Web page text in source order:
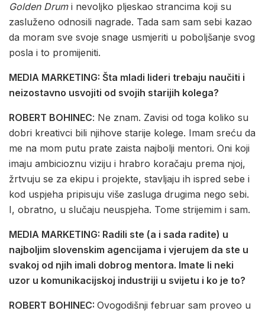
Golden Drumi nevoljko pljeskao strancima koji su
zasluženo odnosili nagrade. Tada sam sam sebi kazao
da moram sve svoje snage usmjeriti u poboljšanje svog
posla i to promijeniti.
MEDIA MARKETING: Šta mladi lideri trebaju naučiti i
neizostavno usvojiti od svojih starijih kolega?
ROBERT BOHINEC: Ne znam. Zavisi od toga koliko su
dobri kreativci bili njihove starije kolege. Imam sreću da
me na mom putu prate zaista najbolji mentori. Oni koji
imaju ambicioznu viziju i hrabro koračaju prema njoj,
žrtvuju se za ekipu i projekte, stavljaju ih ispred sebe i
kod uspjeha pripisuju više zasluga drugima nego sebi.
I, obratno, u slučaju neuspjeha. Tome strijemim i sam.
MEDIA MARKETING: Radili ste (a i sada radite) u
najboljim slovenskim agencijama i vjerujem da ste u
svakoj od njih imali dobrog mentora. Imate li neki
uzor u komunikacijskoj industriji u svijetu i ko je to?
ROBERT BOHINEC: Ovogodišnji februar sam proveo u